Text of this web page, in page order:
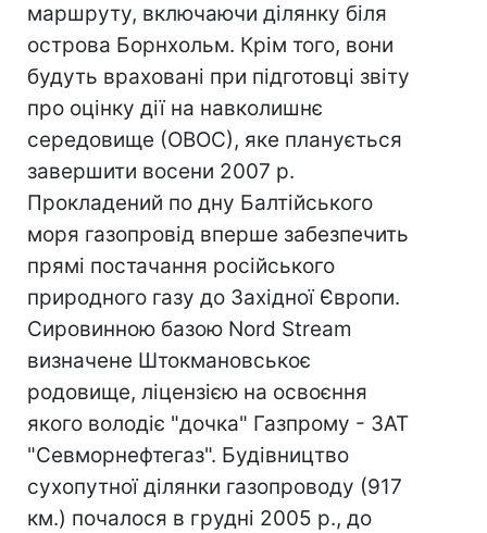
маршруту, включаючи ділянку біля
острова Борнхольм. Крім того, вони
будуть враховані при підготовці звіту
про оцінку дії на навколишнє
середовище (ОВОС), яке планується
завершити восени 2007 р.
Прокладений по дну Балтійського
моря газопровід вперше забезпечить
прямі постачання російського
природного газу до Західної Європи.
Сировинною базою Nord Stream
визначене Штокмановськоє
родовище, ліцензією на освоєння
якого володіє "дочка" Газпрому - ЗАТ
"Севморнефтегаз". Будівництво
сухопутної ділянки газопроводу (917
км.) почалося в грудні 2005 р., до